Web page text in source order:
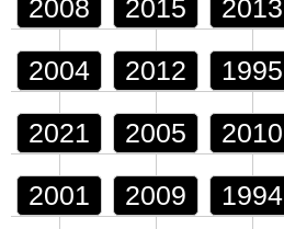
2008 2015 2013
2004 2012 1995
2021 2005 2010
2001 2009 1994